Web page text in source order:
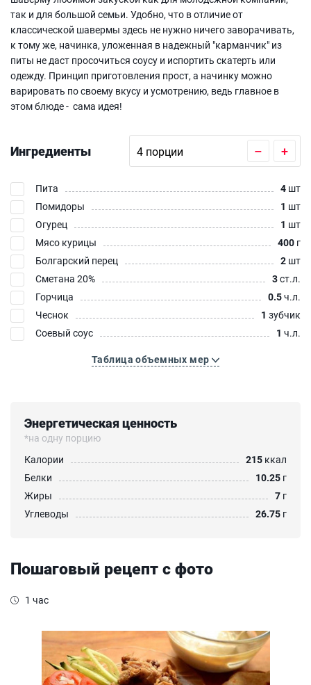
так и для большой семьи. Удобно, что в отличие от
классической шавермы здесь не нужно ничего заворачивать,
к тому же, начинка, уложенная в надежный "карманчик" из
питы не даст просочиться соусу и испортить скатерть или
одежду. Принцип приготовления прост, а начинку можно
варировать по своему вкусу и усмотрению, ведь главное в
этом блюде - сама идея!
Ингредиенты – +
Пита 4 шт
Помидоры
1 шт
Огурец
1 шт
Мясо курицы
400 г
Болгарский перец
2 шт
Сметана 20%
3ст.л.
Горчица
0.5ч.л.
Чеснок
1 зубчик
Соевый соус
1 ч.л.
Таблица объемных мер
Энергетическая ценность
*на одну порцию
Калории
215 ккал
Белки
10.25 г
Жиры
7 г
Углеводы
26.75 г
Пошаговый рецепт с фото
1 час